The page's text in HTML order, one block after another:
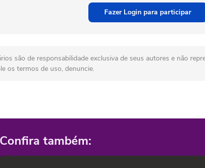
Fazer Login para participar
são de responsabilidade exclusiva de seus autores e não
os termos de uso, denuncie.
Confira também: